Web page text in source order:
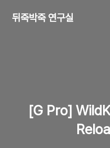
뒤죽박죽 연구실
[G Pro]